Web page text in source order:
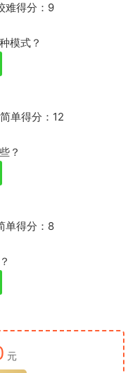
难得分：9
模式？
单得分：12
？
单得分：8
元